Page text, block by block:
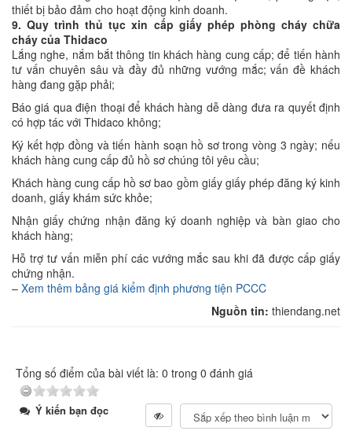
thiết bị bảo đảm cho hoạt động kinh doanh.
9. Quy trình thủ tục xin cấp giấy phép phòng cháy chữa
cháy của Thidaco
Lắng nghe, nắm bắt thông tin khách hàng cung cấp; để tiến hành
tư vấn chuyên sâu và đầy đủ những vướng mắc; vấn đề khách
hàng đang gặp phải;
Báo giá qua điện thoại để khách hàng dễ dàng đưa ra quyết định
có hợp tác với Thidaco không;
Ký kết hợp đồng và tiến hành soạn hồ sơ trong vòng 3 ngày; nếu
khách hàng cung cấp đủ hồ sơ chúng tôi yêu cầu;
Khách hàng cung cấp hồ sơ bao gồm giấy giấy phép đăng ký kinh
doanh, giấy khám sức khỏe;
Nhận giấy chứng nhận đăng ký doanh nghiệp và bàn giao cho
khách hàng;
Hỗ trợ tư vấn miễn phí các vướng mắc sau khi đã được cấp giấy
chứng nhận.
– Xem thêm bảng giá kiểm định phương tiện PCCC
Nguồn tin: thiendang.net
Tổng số điểm của bài viết là: 0 trong 0 đánh giá
Ý kiến bạn đọc